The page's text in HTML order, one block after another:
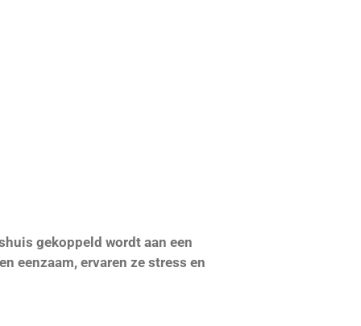
gekoppeld wordt aan een
eenzaam, ervaren ze stress en